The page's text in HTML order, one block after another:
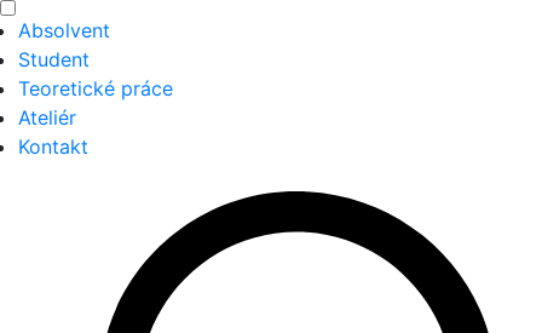
Absolvent
Student
Teoretické práce
Ateliér
Kontakt